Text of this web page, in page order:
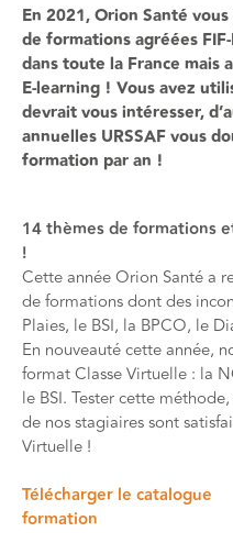
En 2021, Orion Santé
de formations agréées
dans toute la France mais
E-learning ! Vous avez
devrait vous intéresser,
annuelles URSSAF vous
formation par an !
14 thèmes de formations
!
Cette année Orion Santé a
de formations dont des
Plaies, le BSI, la BPCO, le
En nouveauté cette année,
format Classe Virtuelle : la
le BSI. Tester cette
de nos stagiaires sont
Virtuelle !
Télécharger le catalogue
formation